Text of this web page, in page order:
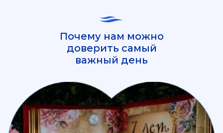
Почему нам можно
доверить самый
важный день